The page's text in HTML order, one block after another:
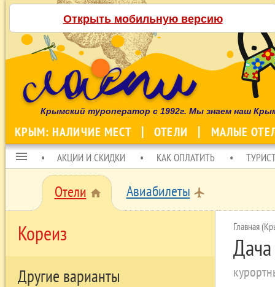
Открыть мобильную версию
Крымский туроператор с 1992г. Мы знаем наш
КРЫМ: НАЛИЧИЕ МЕСТ ОТЕЛИ МАЛЫЕ
menu АКЦИИ И СКИДКИ КАК ОПЛАТИТЬ
Отели home Авиабилеты local_airport
Кореиз
Другие варианты
Главная